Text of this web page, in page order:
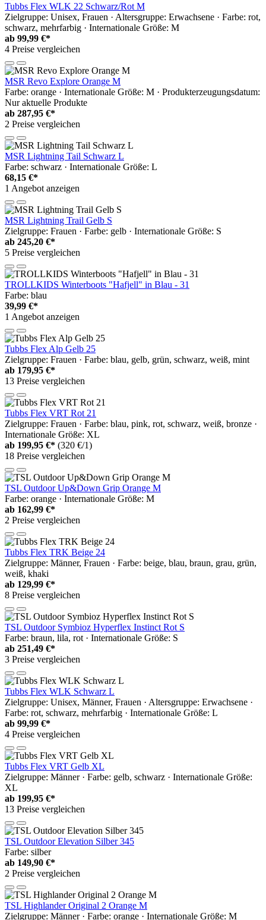
Tubbs Flex WLK 22 Schwarz/Rot M
Zielgruppe: Unisex, Frauen · Altersgruppe: Erwachsene · Farbe: rot,
schwarz, mehrfarbig · Internationale Größe: M
ab 99,99 €*
4 Preise vergleichen
MSR Revo Explore Orange M
Farbe: orange · Internationale Größe: M · Produkterzeugungsdatum:
Nur aktuelle Produkte
ab 287,95 €*
2 Preise vergleichen
MSR Lightning Tail Schwarz L
Farbe: schwarz · Internationale Größe: L
68,15 €*
1 Angebot anzeigen
MSR Lightning Trail Gelb S
Zielgruppe: Frauen · Farbe: gelb · Internationale Größe: S
ab 245,20 €*
5 Preise vergleichen
TROLLKIDS Winterboots "Hafjell" in Blau - 31
Farbe: blau
39,99 €*
1 Angebot anzeigen
Tubbs Flex Alp Gelb 25
Zielgruppe: Frauen · Farbe: blau, gelb, grün, schwarz, weiß, mint
ab 179,95 €*
13 Preise vergleichen
Tubbs Flex VRT Rot 21
Zielgruppe: Frauen · Farbe: blau, pink, rot, schwarz, weiß, bronze ·
Internationale Größe: XL
ab 199,95 €* (320 €/1)
18 Preise vergleichen
TSL Outdoor Up&Down Grip Orange M
Farbe: orange · Internationale Größe: M
ab 162,99 €*
2 Preise vergleichen
Tubbs Flex TRK Beige 24
Zielgruppe: Männer, Frauen · Farbe: beige, blau, braun, grau, grün,
weiß, khaki
ab 129,99 €*
8 Preise vergleichen
TSL Outdoor Symbioz Hyperflex Instinct Rot S
Farbe: braun, lila, rot · Internationale Größe: S
ab 251,49 €*
3 Preise vergleichen
Tubbs Flex WLK Schwarz L
Zielgruppe: Unisex, Männer, Frauen · Altersgruppe: Erwachsene ·
Farbe: rot, schwarz, mehrfarbig · Internationale Größe: L
ab 99,99 €*
4 Preise vergleichen
Tubbs Flex VRT Gelb XL
Zielgruppe: Männer · Farbe: gelb, schwarz · Internationale Größe:
XL
ab 199,95 €*
13 Preise vergleichen
TSL Outdoor Elevation Silber 345
Farbe: silber
ab 149,90 €*
2 Preise vergleichen
TSL Highlander Original 2 Orange M
Zielgruppe: Männer · Farbe: orange · Internationale Größe: M